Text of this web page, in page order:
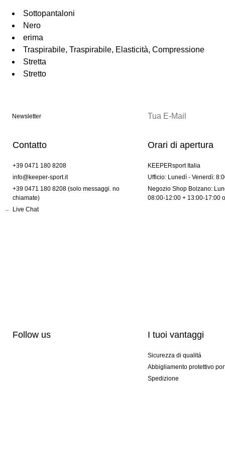
Sottopantaloni
Nero
erima
Traspirabile, Traspirabile, Elasticità, Compressione
Stretta
Stretto
Newsletter
Contatto
+39 0471 180 8208
info@keeper-sport.it
+39 0471 180 8208 (solo messaggi. no
chiamate)
Live Chat
Orari di apertura
KEEPERsport Italia
Ufficio: Lunedì - Venerdì:
Negozio Shop Bolzano:
08:00-12:00 + 13:00-17:00
Follow us I tuoi vantaggi
Sicurezza di qualitá
Abbigliamento protettivo
Spedizione